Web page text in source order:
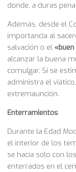
donde, a duras
Además, desde el
importancia al
salvación o el
alcanzar la buena
comulgar. Si se
administra el
extremaunción.
Enterramientos
Durante la Edad
el interior de los
se hacía solo con
enterrados en el